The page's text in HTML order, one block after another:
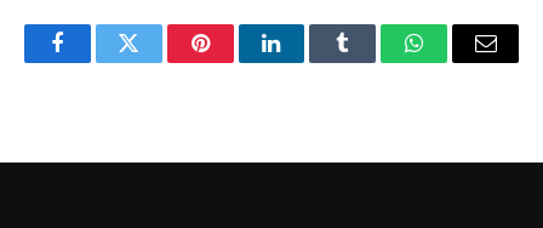
FacebookTwitter PinterestLinkedInTumblr WhatsAppEmail